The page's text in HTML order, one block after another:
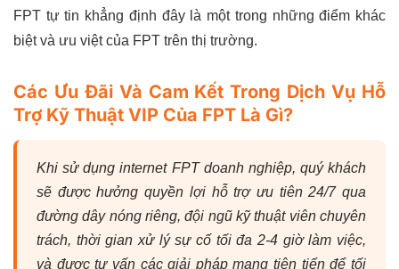
FPT tự tin khẳng định đây là một trong những điểm khác
biệt và ưu việt của FPT trên thị trường.
Các Ưu Đãi Và Cam Kết Trong Dịch Vụ Hỗ
Trợ Kỹ Thuật VIP Của FPT Là Gì?
Khi sử dụng internet FPT doanh nghiệp, quý khách
sẽ được hưởng quyền lợi hỗ trợ ưu tiên 24/7 qua
đường dây nóng riêng, đội ngũ kỹ thuật viên chuyên
trách, thời gian xử lý sự cố tối đa 2-4 giờ làm việc,
và được tư vấn các giải pháp mạng tiên tiến để tối